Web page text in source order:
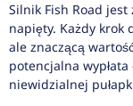
Silnik Fish Road
napięty. Każdy krok
ale znaczącą
potencjalna
niewidzialnej